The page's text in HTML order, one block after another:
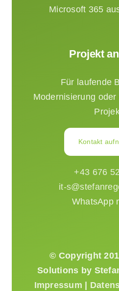
Microsoft 365
Projekt
Für laufende
Modernisierung
Kontakt
+43 676
it-
WhatsApp
© Copyright
Solutions by
Impressum |